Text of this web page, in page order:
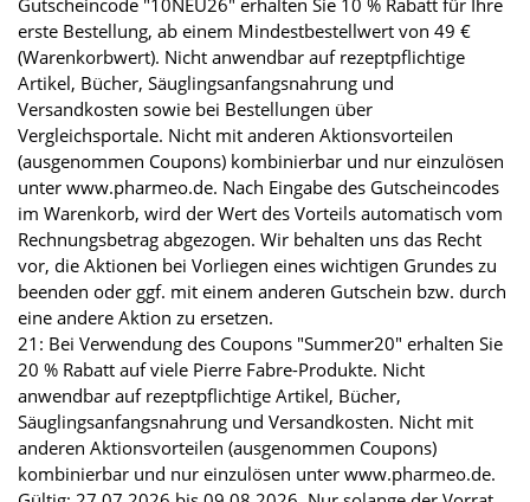
Gutscheincode "10NEU26" erhalten Sie 10 % Rabatt für Ihre
erste Bestellung, ab einem Mindestbestellwert von 49 €
(Warenkorbwert). Nicht anwendbar auf rezeptpflichtige
Artikel, Bücher, Säuglingsanfangsnahrung und
Versandkosten sowie bei Bestellungen über
Vergleichsportale. Nicht mit anderen Aktionsvorteilen
(ausgenommen Coupons) kombinierbar und nur einzulösen
unter www.pharmeo.de. Nach Eingabe des Gutscheincodes
im Warenkorb, wird der Wert des Vorteils automatisch vom
Rechnungsbetrag abgezogen. Wir behalten uns das Recht
vor, die Aktionen bei Vorliegen eines wichtigen Grundes zu
beenden oder ggf. mit einem anderen Gutschein bzw. durch
eine andere Aktion zu ersetzen.
21: Bei Verwendung des Coupons "Summer20" erhalten Sie
20 % Rabatt auf viele Pierre Fabre-Produkte. Nicht
anwendbar auf rezeptpflichtige Artikel, Bücher,
Säuglingsanfangsnahrung und Versandkosten. Nicht mit
anderen Aktionsvorteilen (ausgenommen Coupons)
kombinierbar und nur einzulösen unter www.pharmeo.de.